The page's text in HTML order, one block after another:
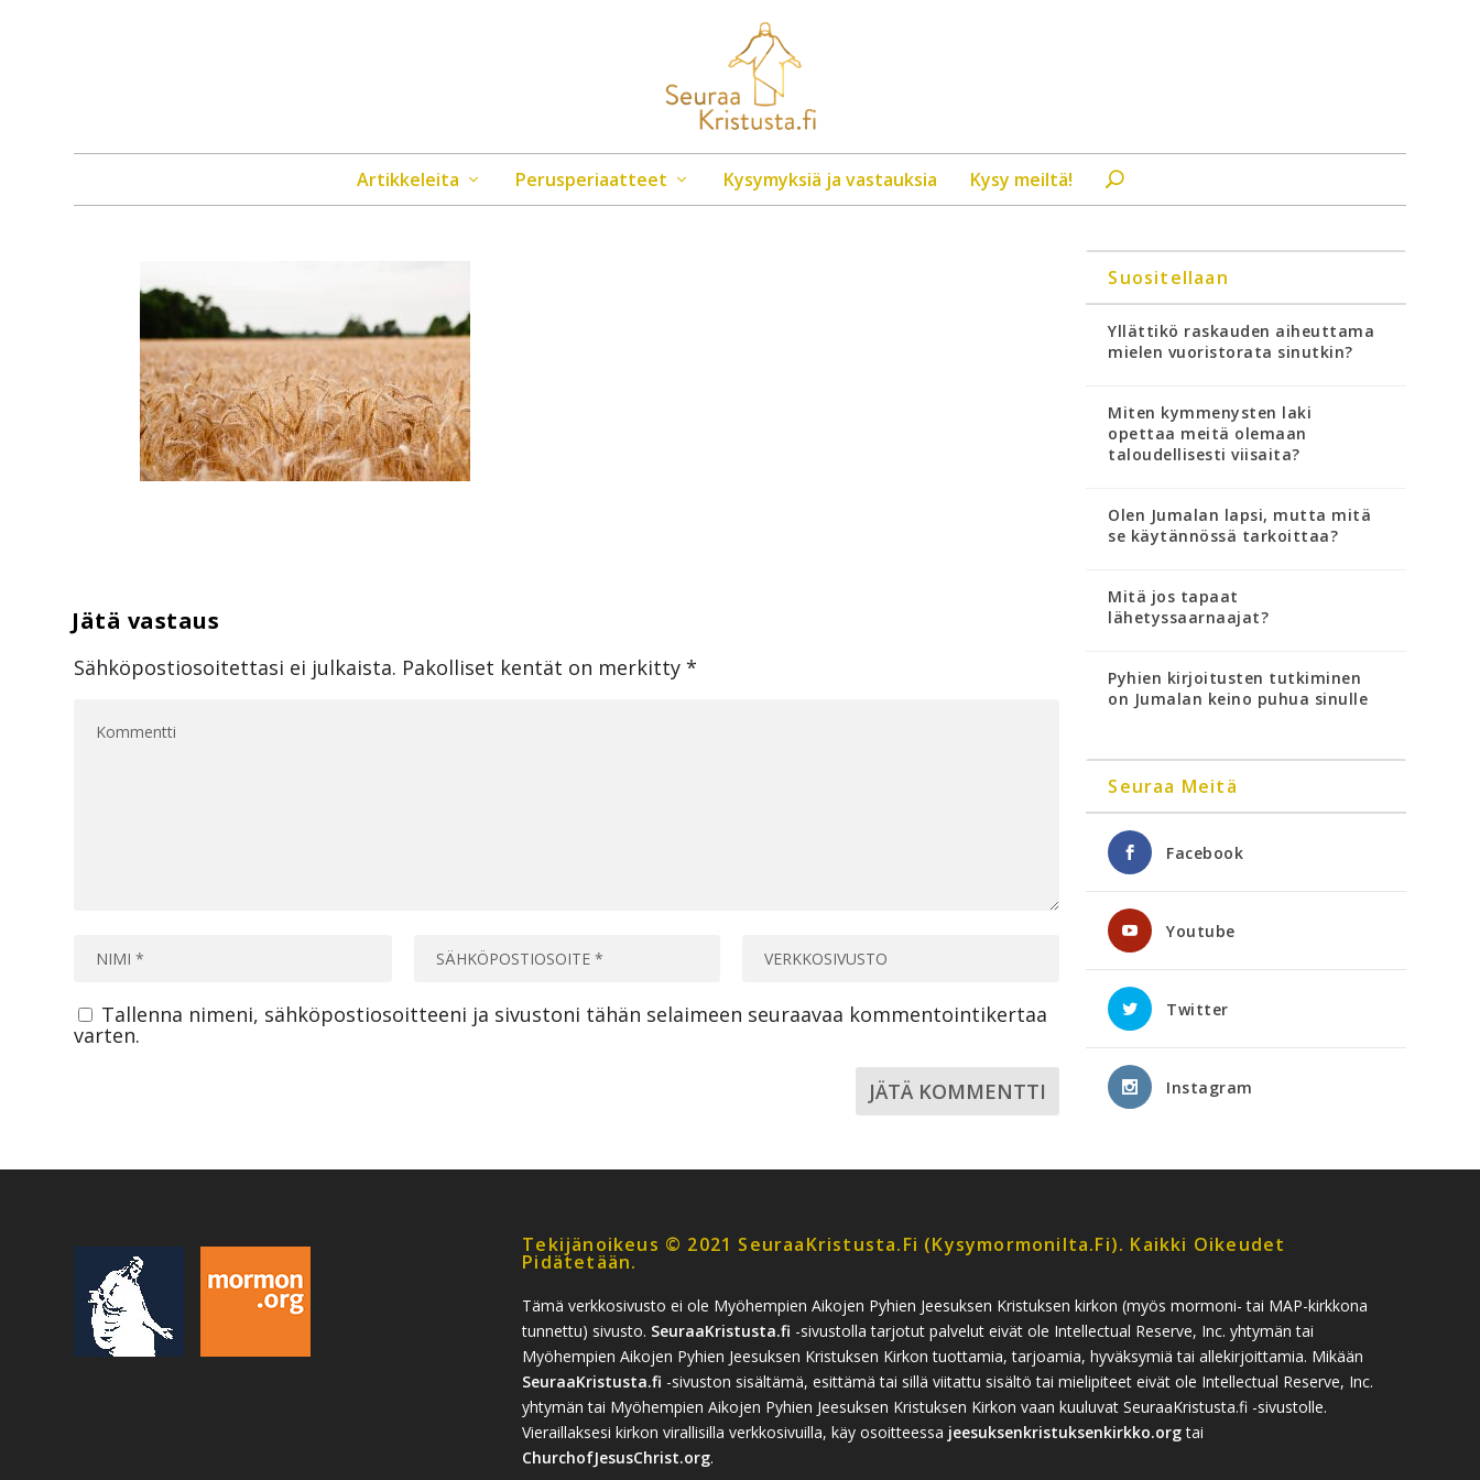
Artikkeleita Perusperiaatteet Kysymyksiä ja vastauksia Kysy meiltä!
Sähköpostiosoitettasi ei julkaista. Pakolliset kentät on merkitty*
Tallenna nimeni, sähköpostiosoitteeni ja sivustoni tähän selaimeen seuraavaa kommentointikertaa
varten.
Suositellaan
Yllättikö raskauden aiheuttama
mielen vuoristorata sinutkin?
Miten kymmenysten laki
opettaa meitä olemaan
taloudellisesti viisaita?
Olen Jumalan lapsi, mutta mitä
se käytännössä tarkoittaa?
Mitä jos tapaat
lähetyssaarnaajat?
Pyhien kirjoitusten tutkiminen
on Jumalan keino puhua sinulle
Seuraa Meitä
Facebook
Youtube
Twitter
Instagram
Tekijänoikeus © 2021 SeuraaKristusta.fi (kysymormonilta.fi). Kaikki Oikeudet
Pidätetään.
Tämä verkkosivusto ei ole Myöhempien Aikojen Pyhien Jeesuksen Kristuksen kirkon (myös mormoni- tai MAP-kirkkona
tunnettu) sivusto. SeuraaKristusta.fi -sivustolla tarjotut palvelut eivät ole Intellectual Reserve, Inc. yhtymän tai
Myöhempien Aikojen Pyhien Jeesuksen Kristuksen Kirkon tuottamia, tarjoamia, hyväksymiä tai allekirjoittamia. Mikään
SeuraaKristusta.fi -sivuston sisältämä, esittämä tai sillä viitattu sisältö tai mielipiteet eivät ole Intellectual Reserve, Inc.
yhtymän tai Myöhempien Aikojen Pyhien Jeesuksen Kristuksen Kirkon vaan kuuluvat SeuraaKristusta.fi -sivustolle.
Vieraillaksesi kirkon virallisilla verkkosivuilla, käy osoitteessa jeesuksenkristuksenkirkko.orgtai
ChurchofJesusChrist.org.